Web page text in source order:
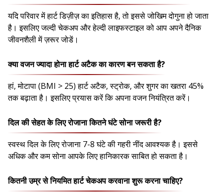
यदि परिवार में हार्ट डिज़ीज़ का इतिहास है, तो इससे जोखिम दोगुना हो जाता
है। इसलिए जल्दी चेकअप और हेल्दी लाइफस्टाइल को आप अपने दैनिक
जीवनशैली में ज़रूर जोडें।
क्या वजन ज्यादा होना हार्ट अटैक का कारण बन सकता है?
हां, मोटापा (BMI > 25) हार्ट अटैक, स्ट्रोक, और शुगर का खतरा 45%
तक बढ़ाता है। इसलिए प्रयास करें कि अपना वजन नियंत्रित करें।
दिल की सेहत के लिए रोजाना कितने घंटे सोना जरूरी है?
स्वस्थ दिल के लिए रोजाना 7-8 घंटे की गहरी नींद आवश्यक है। इससे
अधिक और कम सोना आपके लिए हानिकारक साबित हो सकता है।
कितनी उम्र से नियमित हार्ट चेकअप करवाना शुरू करना चाहिए?